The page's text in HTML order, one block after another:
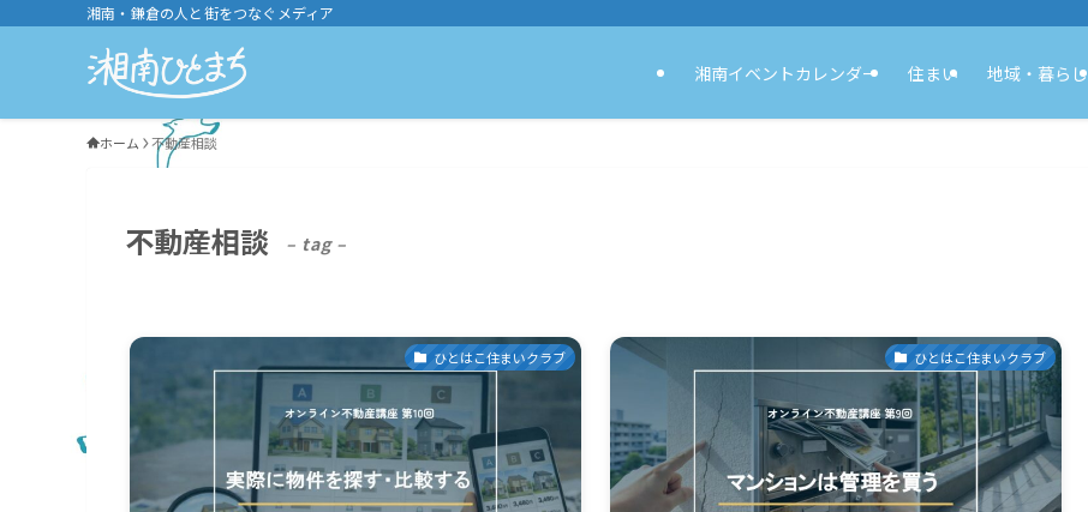
湘南・鎌倉の人と街をつなぐメディア
湘南イベントカレンダー 住まい 地域・暮らし
ホーム 不動産相談
不動産相談 – tag –
ひとはこ住まいクラブ ひとはこ住まいクラブ